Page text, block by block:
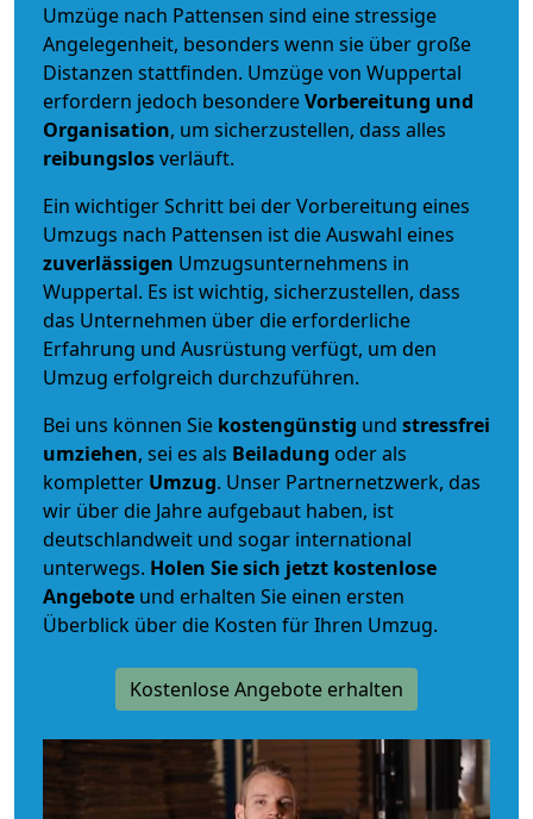
Umzüge nach Pattensen sind eine stressige
Angelegenheit, besonders wenn sie über große
Distanzen stattfinden. Umzüge von Wuppertal
erfordern jedoch besondereVorbereitung und
Organisation, um sicherzustellen, dass alles
reibungslosverläuft.
Ein wichtiger Schritt bei der Vorbereitung eines
Umzugs nach Pattensen ist die Auswahl eines
zuverlässigen Umzugsunternehmens in
Wuppertal. Es ist wichtig, sicherzustellen, dass
das Unternehmen über die erforderliche
Erfahrung und Ausrüstung verfügt, um den
Umzug erfolgreich durchzuführen.
Bei uns können Sie kostengünstig und stressfrei
umziehen, sei es als Beiladung oder als
kompletter Umzug. Unser Partnernetzwerk, das
wir über die Jahre aufgebaut haben, ist
deutschlandweit und sogar international
unterwegs. Holen Sie sich jetzt kostenlose
Angebote und erhalten Sie einen ersten
Überblick über die Kosten für Ihren Umzug.
Kostenlose Angebote erhalten